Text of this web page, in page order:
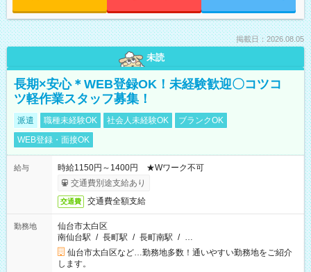
掲載日：2026.08.05
未読
長期×安心＊WEB登録OK！未経験歓迎〇コツコ
ツ軽作業スタッフ募集！
派遣 職種未経験OK 社会人未経験OK
ブランクOK
WEB登録・面接OK
給与
時給1150円～1400円 ★Wワーク不可
交通費別途支給あり
交通費 交通費全額支給
勤務地
仙台市太白区
南仙台駅 / 長町駅 / 長町南駅 / …
仙台市太白区など…勤務地多数！通いやすい勤務地をご紹介
します。